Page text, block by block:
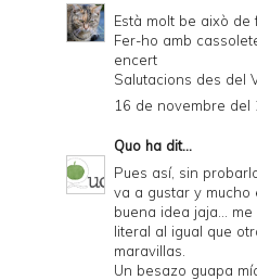
Està molt be això de
Fer-ho amb
encert
Salutacions des del
16 de novembre del
Quo ha dit...
Pues así, sin
va a gustar y mucho
buena idea jaja...
literal al igual que
maravillas.
Un besazo guapa